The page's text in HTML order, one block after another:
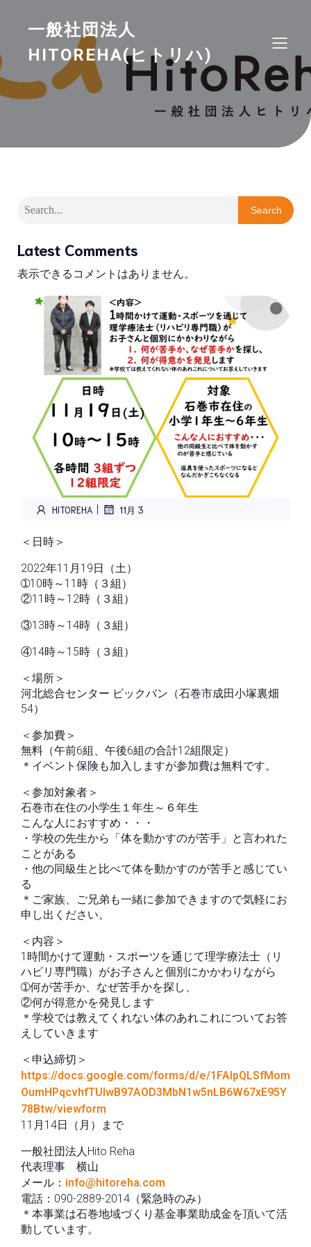
一般社団法人
HITOREHA(ヒトリハ)
Search
Latest Comments
表示できるコメントはありません。
HITOREHA | 11月 3
＜日時＞
2022年11月19日（土）
➀10時～11時（３組）
②11時～12時（３組）
③13時～14時（３組）
④14時～15時（３組）
＜場所＞
河北総合センター ビックバン（石巻市成田小塚裏畑
54）
＜参加費＞
無料（午前6組、午後6組の合計12組限定）
＊イベント保険も加入しますが参加費は無料です。
＜参加対象者＞
石巻市在住の小学生１年生～６年生
こんな人におすすめ・・・
・学校の先生から「体を動かすのが苦手」と言われた
ことがある
・他の同級生と比べて体を動かすのが苦手と感じてい
る
＊ご家族、ご兄弟も一緒に参加できますので気軽にお
申し出ください。
＜内容＞
1時間かけて運動・スポーツを通じて理学療法士（リ
ハビリ専門職）がお子さんと個別にかかわりながら
➀何が苦手か、なぜ苦手かを探し、
②何が得意かを発見します
＊学校では教えてくれない体のあれこれについてお答
えしていきます
＜申込締切＞
https://docs.google.com/forms/d/e/1FAIpQLSfMom
OumHPqcvhfTUlwB97AOD3MbN1w5nLB6W67xE95Y
78Btw/viewform
11月14日（月）まで
一般社団法人Hito Reha
代表理事 横山
メール： info@hitoreha.com
電話：090-2889-2014（緊急時のみ）
＊本事業は石巻地域づくり基金事業助成金を頂いて活
動しています。